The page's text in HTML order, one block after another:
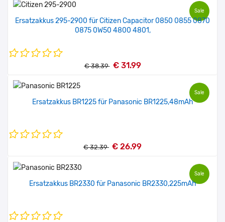
Sale
Ersatzakkus 295-2900 für Citizen Capacitor 0850 0855 0870
0875 0W50 4800 4801,
€ 38.39 € 31.99
Sale
Ersatzakkus BR1225 für Panasonic BR1225,48mAh
€ 32.39 € 26.99
Sale
Ersatzakkus BR2330 für Panasonic BR2330,225mAh